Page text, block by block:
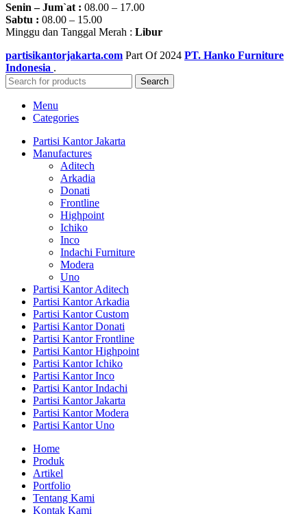
Senin – Jum`at : 08.00 – 17.00
Sabtu : 08.00 – 15.00
Minggu dan Tanggal Merah : Libur
partisikantorjakarta.com Part Of 2024 PT. Hanko Furniture
Indonesia .
Search
Menu
Categories
Partisi Kantor Jakarta
Manufactures
Aditech
Arkadia
Donati
Frontline
Highpoint
Ichiko
Inco
Indachi Furniture
Modera
Uno
Partisi Kantor Aditech
Partisi Kantor Arkadia
Partisi Kantor Custom
Partisi Kantor Donati
Partisi Kantor Frontline
Partisi Kantor Highpoint
Partisi Kantor Ichiko
Partisi Kantor Inco
Partisi Kantor Indachi
Partisi Kantor Jakarta
Partisi Kantor Modera
Partisi Kantor Uno
Home
Produk
Artikel
Portfolio
Tentang Kami
Kontak Kami